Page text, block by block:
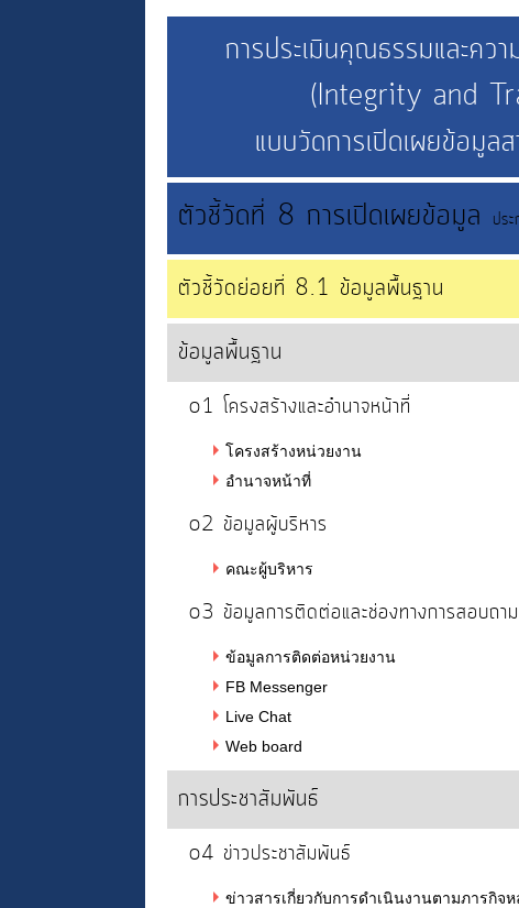
การประเมินคุณธรรมและคว
(Integrity and
แบบวัดการเปิดเผยข้อมู
ตัวชี้วัดที่ 8 การเปิดเผยข้อมูล ปร
ตัวชี้วัดย่อยที่ 8.1 ข้อมูลพื้นฐาน
ข้อมูลพื้นฐาน
o1 โครงสร้างและอำนาจหน้าที่
โครงสร้างหน่วยงาน
อำนาจหน้าที่
o2 ข้อมูลผู้บริหาร
คณะผู้บริหาร
o3 ข้อมูลการติดต่อและช่องทางการสอบถาม
ข้อมูลการติดต่อหน่วยงาน
FB Messenger
Live Chat
Web board
การประชาสัมพันธ์
o4 ข่าวประชาสัมพันธ์
ข่าวสารเกี่ยวกับการดำเนินงานตามภารกิ